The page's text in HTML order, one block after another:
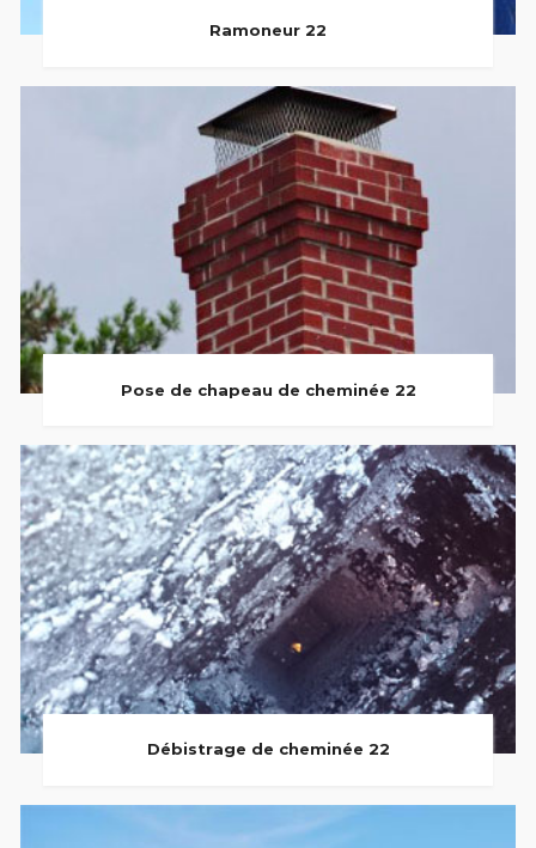
Ramoneur 22
Pose de chapeau de cheminée 22
Débistrage de cheminée 22